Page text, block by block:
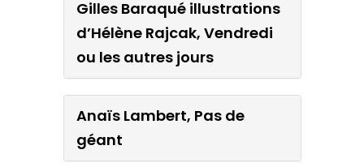
Gilles Baraqué illustrations
d’Hélène Rajcak, Vendredi
ou les autres jours
Anaïs Lambert, Pas de
géant